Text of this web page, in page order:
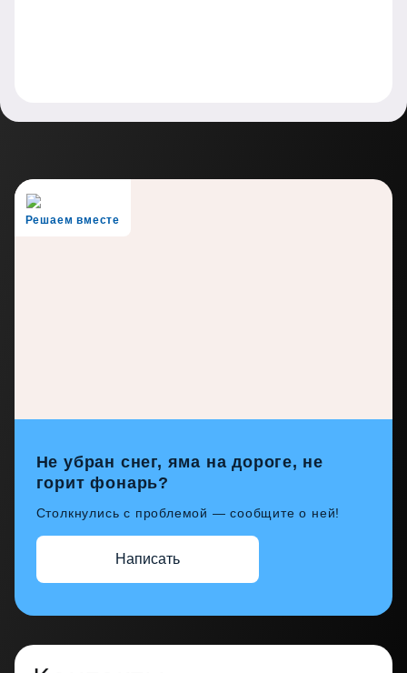
Решаем вместе
Не убран снег, яма на дороге, не
горит фонарь?
Столкнулись с проблемой — сообщите о ней!
Написать